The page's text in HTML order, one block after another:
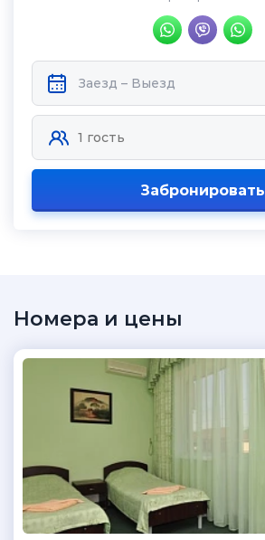
Забронировать
Номера и цены